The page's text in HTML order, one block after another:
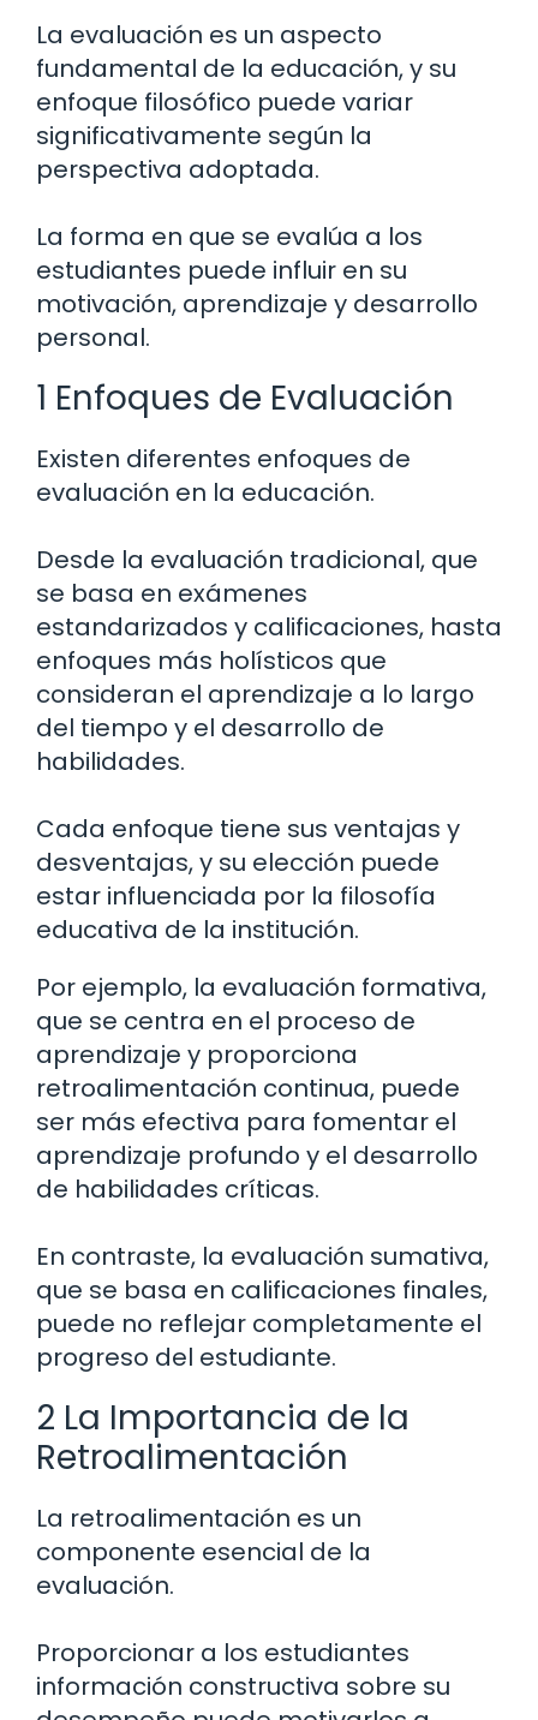
La evaluación es un aspecto
fundamental de la educación, y su
enfoque filosófico puede variar
significativamente según la
perspectiva adoptada.
La forma en que se evalúa a los
estudiantes puede influir en su
motivación, aprendizaje y desarrollo
personal.
1 Enfoques de Evaluación
Existen diferentes enfoques de
evaluación en la educación.
Desde la evaluación tradicional, que
se basa en exámenes
estandarizados y calificaciones, hasta
enfoques más holísticos que
consideran el aprendizaje a lo largo
del tiempo y el desarrollo de
habilidades.
Cada enfoque tiene sus ventajas y
desventajas, y su elección puede
estar influenciada por la filosofía
educativa de la institución.
Por ejemplo, la evaluación formativa,
que se centra en el proceso de
aprendizaje y proporciona
retroalimentación continua, puede
ser más efectiva para fomentar el
aprendizaje profundo y el desarrollo
de habilidades críticas.
En contraste, la evaluación sumativa,
que se basa en calificaciones finales,
puede no reflejar completamente el
progreso del estudiante.
2 La Importancia de la
Retroalimentación
La retroalimentación es un
componente esencial de la
evaluación.
Proporcionar a los estudiantes
información constructiva sobre su